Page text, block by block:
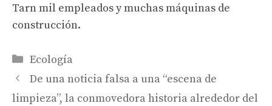
Tarn mil empleados y muchas máquinas de
construcción.
Categorías
Ecología
De una noticia falsa a una “escena de
limpieza”, la conmovedora historia alrededor del